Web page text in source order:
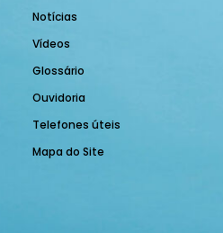
Notícias
Vídeos
Glossário
Ouvidoria
Telefones úteis
Mapa do Site